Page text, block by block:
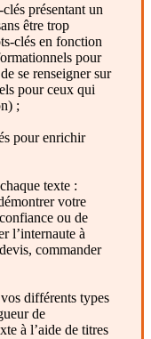
présentant un
être trop
clés en fonction
pour
se renseigner sur
pour ceux qui
;
pour enrichir
texte :
votre
ou de
l’internaute à
commander
différents types
de
à l’aide de titres